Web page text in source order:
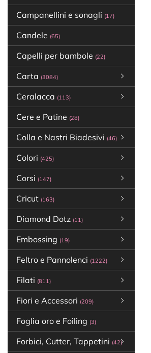
Campanellini e sonagli (17)
Candele (65)
Capelli per bambole (22)
Carta (3084)
Ceralacca (113)
Cere e Patine (28)
Colla e Nastri Biadesivi (46)
Colori (425)
Corsi (147)
Cricut (163)
Diamond Dotz (11)
Embossing (19)
Feltro e Pannolenci (1222)
Filati (811)
Fiori e Accessori (209)
Foglia oro e Foiling (3)
Forbici, Cutter, Tappetini (42)